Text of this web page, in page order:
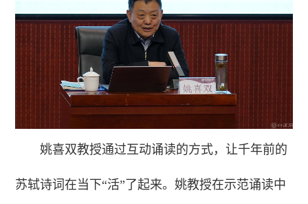
姚喜双教授通过互动诵读的方式，让千年前的
苏轼诗词在当下“活”了起来。姚教授在示范诵读中